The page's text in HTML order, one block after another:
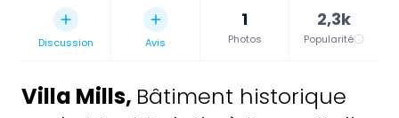
Discussion Avis
1
Photos
2,3k
Popularité
Villa Mills, Bâtiment historique